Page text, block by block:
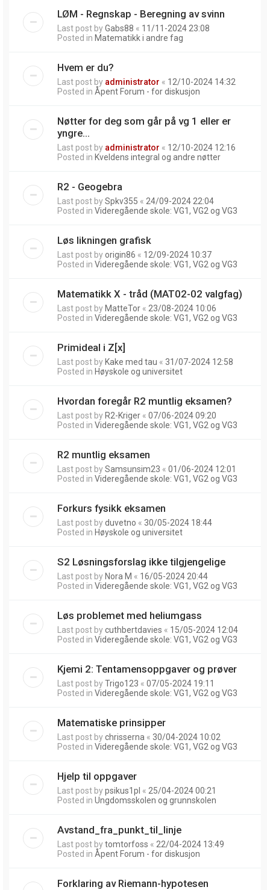
LØM - Regnskap - Beregning av svinn
Last post byGabs88 « 11/11-2024 23:08
Posted in Matematikk i andre fag
Hvem er du?
Last post by administrator « 12/10-2024 14:32
Posted in Åpent Forum - for diskusjon
Nøtter for deg som går på vg 1 eller er
yngre...
Last post by administrator « 12/10-2024 12:16
Posted in Kveldens integral og andre nøtter
R2 - Geogebra
Last post bySpkv355 « 24/09-2024 22:04
Posted in Videregående skole: VG1, VG2 og VG3
Løs likningen grafisk
Last post byorigin86 « 12/09-2024 10:37
Posted in Videregående skole: VG1, VG2 og VG3
Matematikk X - tråd (MAT02-02 valgfag)
Last post by MatteTor « 23/08-2024 10:06
Posted in Videregående skole: VG1, VG2 og VG3
Primideal i Z[x]
Last post by Kake med tau « 31/07-2024 12:58
Posted in Høyskole og universitet
Hvordan foregår R2 muntlig eksamen?
Last post by R2-Kriger « 07/06-2024 09:20
Posted in Videregående skole: VG1, VG2 og VG3
R2 muntlig eksamen
Last post bySamsunsim23 « 01/06-2024 12:01
Posted in Videregående skole: VG1, VG2 og VG3
Forkurs fysikk eksamen
Last post byduvetno « 30/05-2024 18:44
Posted in Høyskole og universitet
S2 Løsningsforslag ikke tilgjengelige
Last post by Nora M « 16/05-2024 20:44
Posted in Videregående skole: VG1, VG2 og VG3
Løs problemet med heliumgass
Last post bycuthbertdavies « 15/05-2024 12:04
Posted in Videregående skole: VG1, VG2 og VG3
Kjemi 2: Tentamensoppgaver og prøver
Last post byTrigo123 « 07/05-2024 19:11
Posted in Videregående skole: VG1, VG2 og VG3
Matematiske prinsipper
Last post bychrisserna « 30/04-2024 10:02
Posted in Videregående skole: VG1, VG2 og VG3
Hjelp til oppgaver
Last post bypsikus1pl « 25/04-2024 00:21
Posted in Ungdomsskolen og grunnskolen
Avstand_fra_punkt_til_linje
Last post bytomtorfoss « 22/04-2024 13:49
Posted in Åpent Forum - for diskusjon
Forklaring av Riemann-hypotesen